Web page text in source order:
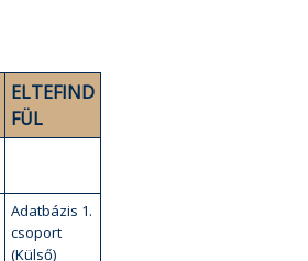
ELTEFIND
FÜL
Adatbázis 1.
csoport
(Külső)